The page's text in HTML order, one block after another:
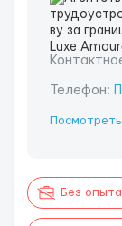
Телефон:
Без опыта